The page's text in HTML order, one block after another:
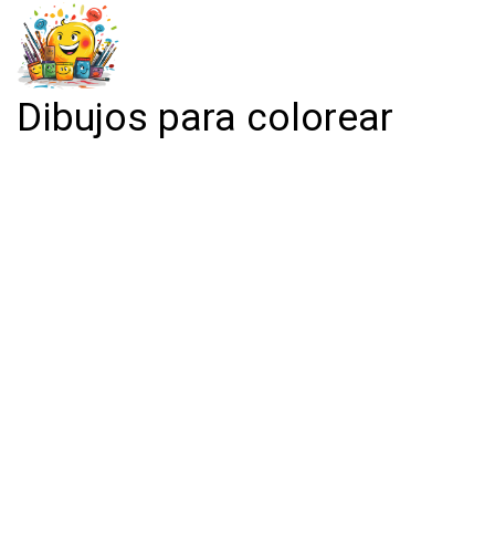
Dibujos para colorear